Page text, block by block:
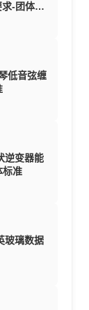
-团体标
低音弦缠
逆变器能
标准
玻璃数据